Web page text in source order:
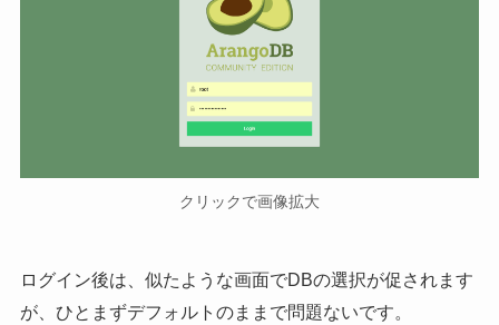
クリックで画像拡大
ログイン後は、似たような画面でDBの選択が促されます
が、ひとまずデフォルトのままで問題ないです。